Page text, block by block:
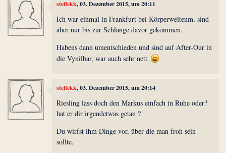
steffekk, 03. Dezember 2015, um 20:11
Ich war einmal in Frankfurt bei Körperweltenm, sind
aber nur bis zur Schlange davor gekommen.
Habens dann umentschieden und sind auf After-Our in
die Vynilbar, war auch sehr nett
steffekk, 03. Dezember 2015, um 20:14
Riesling lass doch den Markus einfach in Ruhe oder?
hat er dir irgendetwas getan ?
Du wirfst ihm Dinge vor, über die man froh sein
sollte.